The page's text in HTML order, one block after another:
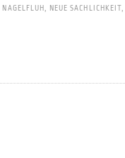
NAGELFLUH, NEUE SACHLICHKEIT,